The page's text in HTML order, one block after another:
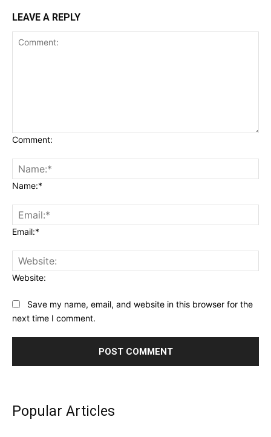
LEAVE A REPLY
Comment:
Name:*
Email:*
Website:
Save my name, email, and website in this browser for the
next time I comment.
Popular Articles